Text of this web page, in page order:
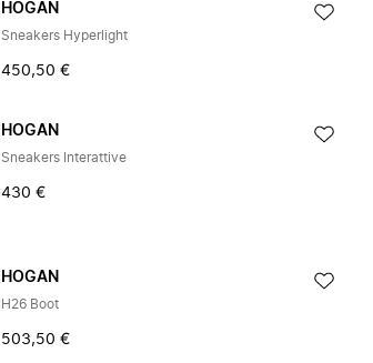
HOGAN
Sneakers Hyperlight
450,50 €
HOGAN
Sneakers Interattive
430 €
HOGAN
H26 Boot
503,50 €